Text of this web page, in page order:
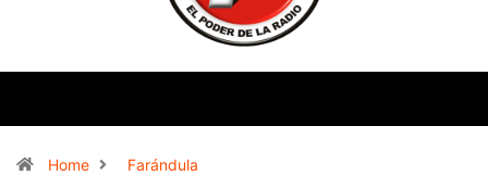
Home
Farándula